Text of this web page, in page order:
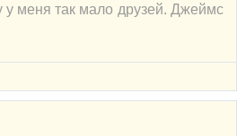
у меня так мало друзей. Джеймс